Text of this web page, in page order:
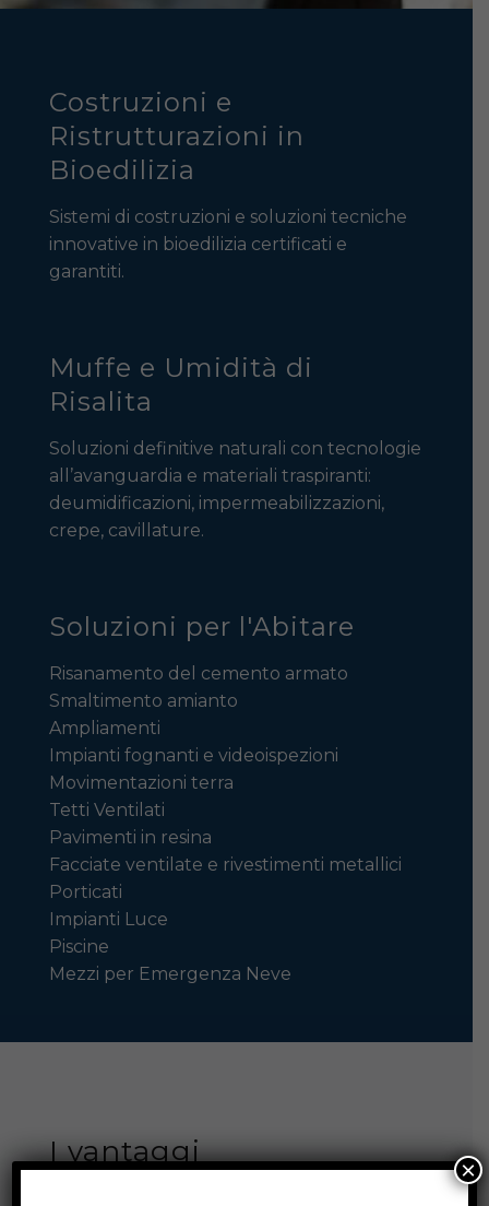
Costruzioni e
Ristrutturazioni in
Bioedilizia
Sistemi di costruzioni e soluzioni tecniche
innovative in bioedilizia certificati e
garantiti.
Muffe e Umidità di
Risalita
Soluzioni definitive naturali con tecnologie
all’avanguardia e materiali traspiranti:
deumidificazioni, impermeabilizzazioni,
crepe, cavillature.
Soluzioni per l'Abitare
Risanamento del cemento armato
Smaltimento amianto
Ampliamenti
Impianti fognanti e videoispezioni
Movimentazioni terra
Tetti Ventilati
Pavimenti in resina
Facciate ventilate e rivestimenti metallici
Porticati
Impianti Luce
Piscine
Mezzi per Emergenza Neve
I vantaggi
×